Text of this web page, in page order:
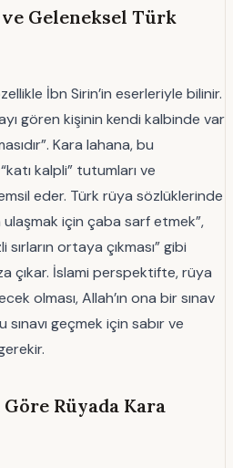
Geleneksel Türk
İbn Sirin’in eserleriyle bilinir.
gören kişinin kendi kalbinde var
Kara lahana, bu
kalpli” tutumları ve
eder. Türk rüya sözlüklerinde
ulaşmak için çaba sarf etmek”,
sırların ortaya çıkması” gibi
çıkar. İslami perspektifte, rüya
olması, Allah’ın ona bir sınav
geçmek için sabır ve
Rüyada Kara